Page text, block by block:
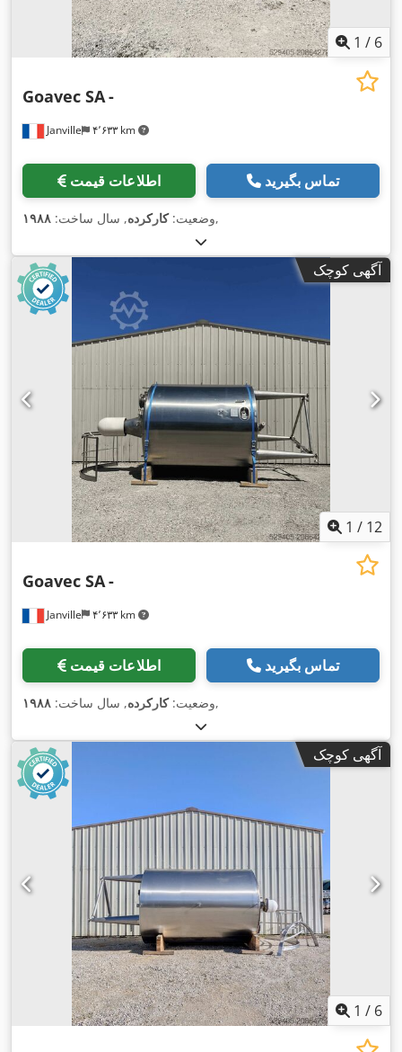
1 / 6
Janville ۴٬۶۳۳ km
Goavec SA-
اطلاعات قیمت تماس بگیرید
وضعیت:کارکرده, سال ساخت: ۱۹۸۸ ,
آگهی کوچک
1 / 12
Janville ۴٬۶۳۳ km
Goavec SA-
اطلاعات قیمت تماس بگیرید
وضعیت:کارکرده, سال ساخت: ۱۹۸۸ ,
آگهی کوچک
1 / 6